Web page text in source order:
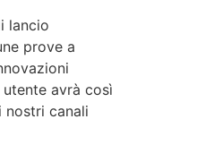
lancio
prove a
avrà così
nostri canali